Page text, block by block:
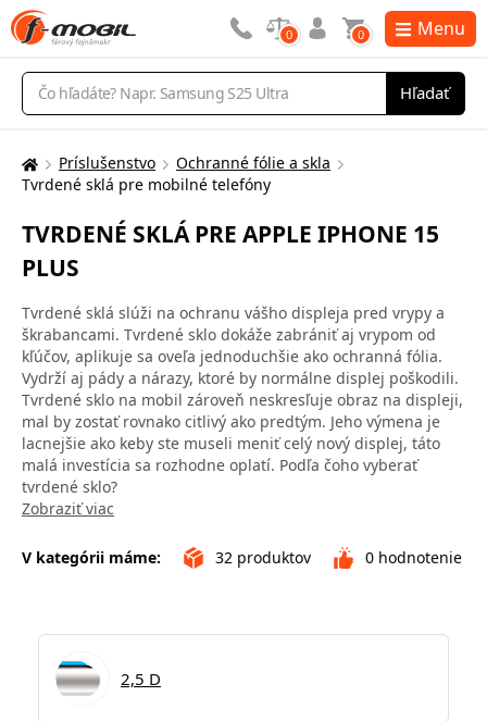
Vyhľadávanie
Hľadať
0 0 Menu
Tu
nachádzate:
Príslušenstvo
Ochranné fólie a skla
Tvrdené sklá pre mobilné telefóny
TVRDENÉ SKLÁ PRE APPLE IPHONE 15
PLUS
Tvrdené sklá slúži na ochranu vášho displeja pred vrypy a
škrabancami. Tvrdené sklo dokáže zabrániť aj vrypom od
kľúčov, aplikuje sa oveľa jednoduchšie ako ochranná fólia.
Vydrží aj pády a nárazy, ktoré by normálne displej poškodili.
Tvrdené sklo na mobil zároveň neskresľuje obraz na displeji,
mal by zostať rovnako citlivý ako predtým. Jeho výmena je
lacnejšie ako keby ste museli meniť celý nový displej, táto
malá investícia sa rozhodne oplatí. Podľa čoho vyberať
tvrdené sklo?
Zobraziť viac
V kategórii máme: 32 produktov 0 hodnotenie
2,5 D